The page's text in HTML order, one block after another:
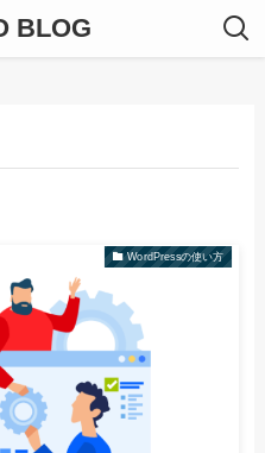
BLOG
WordPressの使い方